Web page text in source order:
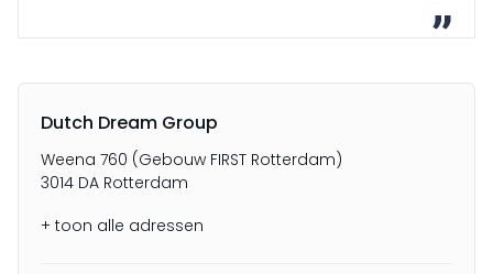
Dutch Dream Group
Weena 760 (Gebouw FIRST Rotterdam)
3014 DA Rotterdam
+ toon alle adressen